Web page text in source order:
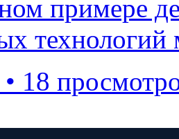
примере
технологий
• 18